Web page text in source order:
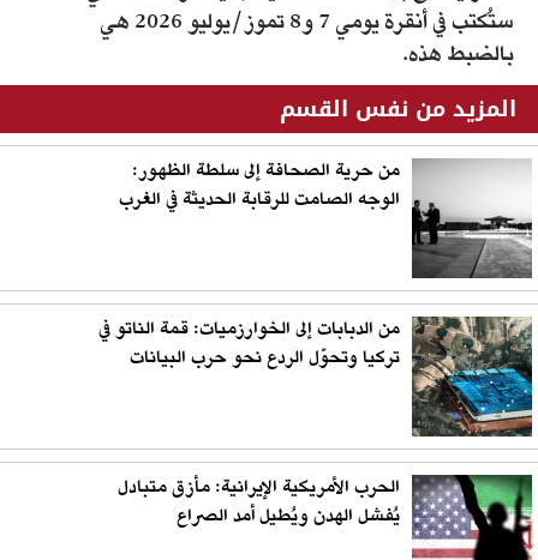
ستُكتب في أنقرة يومي 7 و8 تموز/يوليو 2026 هي
بالضبط هذه.
المزيد من نفس القسم
من حرية الصحافة إلى سلطة الظهور:
الوجه الصامت للرقابة الحديثة في الغرب
من الدبابات إلى الخوارزميات: قمة الناتو في
تركيا وتحوّل الردع نحو حرب البيانات
الحرب الأمريكية الإيرانية: مأزق متبادل
يُفشل الهدن ويُطيل أمد الصراع